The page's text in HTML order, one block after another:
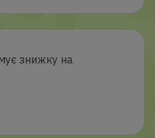
знижку на